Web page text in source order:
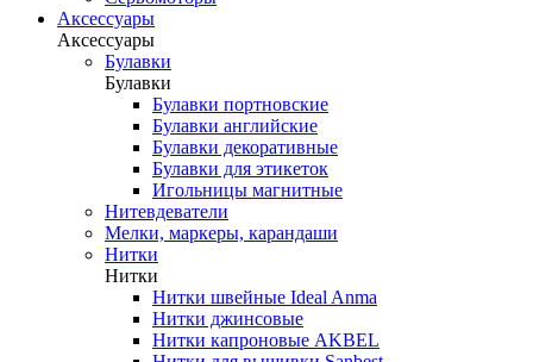
Аксессуары
Аксессуары
Булавки
Булавки
Булавки портновские
Булавки английские
Булавки декоративные
Булавки для этикеток
Игольницы магнитные
Нитевдеватели
Мелки, маркеры, карандаши
Нитки
Нитки
Нитки швейные Ideal Anma
Нитки джинсовые
Нитки капроновые AKBEL